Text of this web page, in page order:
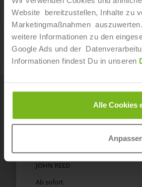
Website bereitzustellen, Inhalte zu
Marketingmaßnahmen
weitere Informationen zu den
Google Ads und der
Informationen findest Du in unseren
Alle Cookies
Dualer Bachelor of Arts
und Fitnessökonomie“ in Berlin-
McFit
Ab sofort
Dualer Bachelor of Arts
und Fitnessökonomie“ in
Ab sofort
Dualer Bachelor of Arts
und Fitnessökonomie“ in Berlin-
JOHN REED
Ab sofort